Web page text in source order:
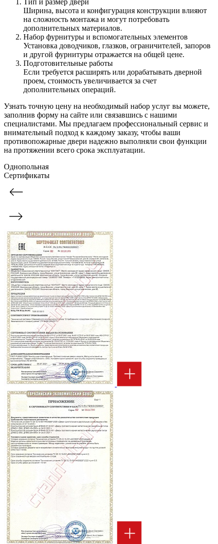
Тип и размер двери
Ширина, высота и конфигурация конструкции влияют
на сложность монтажа и могут потребовать
дополнительных материалов.
Набор фурнитуры и вспомогательных элементов
Установка доводчиков, глазков, ограничителей, запоров
и другой фурнитуры отражается на общей цене.
Подготовительные работы
Если требуется расширять или дорабатывать дверной
проем, стоимость увеличивается за счет
дополнительных операций.
Узнать точную цену на необходимый набор услуг вы можете,
заполнив форму на сайте или связавшись с нашими
специалистами. Мы предлагаем профессиональный сервис и
внимательный подход к каждому заказу, чтобы ваши
противопожарные двери надежно выполняли свои функции
на протяжении всего срока эксплуатации.
Однопольная
Сертификаты